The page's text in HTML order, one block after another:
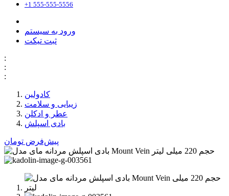
+1 555-555-5556
ورود به سیستم
ثبت تیکت
:
:
:
کادولین
زیبایی و سلامت
عطر و ادکلن
بادی اسپلش
پیش‌فرض تومان